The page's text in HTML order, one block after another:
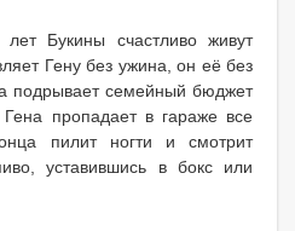
Букины счастливо живут
Гену без ужина, он её без
подрывает семейный бюджет
Гена пропадает в гараже все
пилит ногти и смотрит
уставившись в бокс или